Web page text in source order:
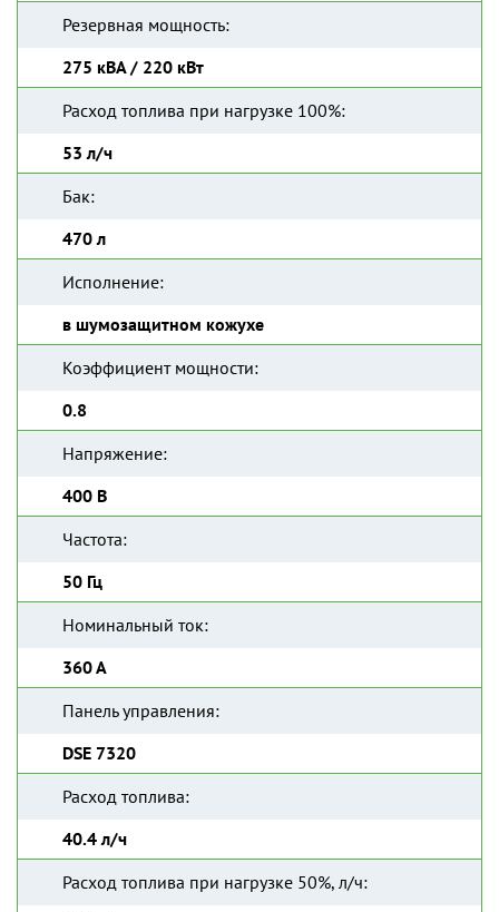
Резервная мощность:
275 кВА / 220 кВт
Расход топлива при нагрузке 100%:
53 л/ч
Бак:
470 л
Исполнение:
в шумозащитном кожухе
Коэффициент мощности:
0.8
Напряжение:
400 В
Частота:
50 Гц
Номинальный ток:
360 А
Панель управления:
DSE 7320
Расход топлива:
40.4 л/ч
Расход топлива при нагрузке 50%, л/ч: